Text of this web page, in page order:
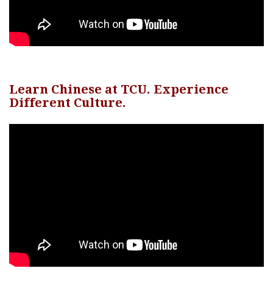
Learn Chinese at TCU. Experience
Different Culture.